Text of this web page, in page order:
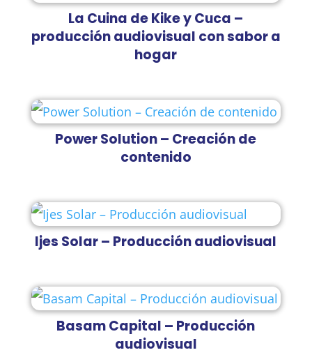
La Cuina de Kike y Cuca –
producción audiovisual con sabor a
hogar
Power Solution – Creación de
contenido
Ijes Solar – Producción audiovisual
Basam Capital – Producción
audiovisual